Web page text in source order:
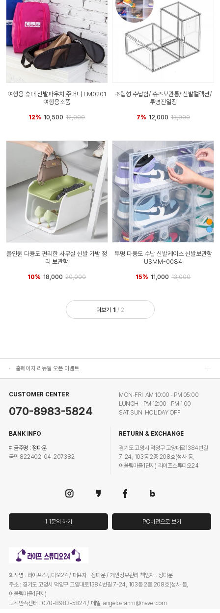
여행용 휴대 신발파우치 주머니 LM0201
여행용소품
12% 10,500 12,000
조립형 수납함/ 슈즈보관통/ 신발컬렉션/
투명진열장
7% 12,000 13,000
올인원 다용도 편리한 사무실 신발 가방 정
리 보관함
10% 18,000 20,000
투명 다용도 수납 신발케이스 신발보관함
USMM-0084
15% 11,000 13,000
더보기 1 / 2
홈페이지 리뉴얼 오픈 이벤트
홈페이지 리뉴얼 오픈 이벤트
CUSTOMER CENTER
070-8983-5824
MON-FRI AM 10:00 - PM 05:00
LUNCH PM 12:00 - PM 1:00
SAT.SUN HOLIDAY OFF
BANK INFO
예금주명 : 정다운
국민 822402-04-207382
RETURN & EXCHANGE
경기도 고양시 덕양구 고양대로1384번길
7-24, 103동 2층 208호(성사 동,
어울림마을1단지) 라이프스튜디오24
1:1문의 하기 PC버전으로 보기
회사명 : 라이프스튜디오24 / 대표자 : 정다운 / 개인정보관리 책임자 : 정다운
주소 : 경기도 고양시 덕양구 고양대로1384번길 7-24, 103동 2층 208호(성사 동,
어울림마을1단지)
고객만족센터 : 070-8983-5824 / 메일: angelosranm@naver.com